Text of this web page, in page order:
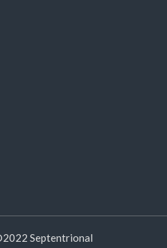
Septentrional